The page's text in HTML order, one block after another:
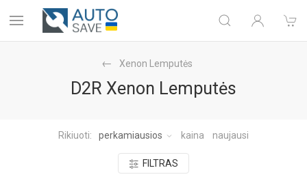
Xenon Lemputės
D2R Xenon Lemputės
Rikiuoti: perkamiausios kaina naujausi
FILTRAS